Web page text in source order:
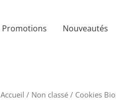
Promotions Nouveautés
Accueil / Non classé / Cookies